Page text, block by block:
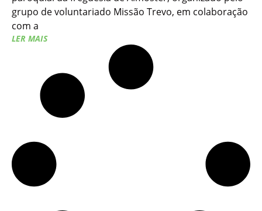
grupo de voluntariado Missão Trevo, em colaboração
com a
LER MAIS